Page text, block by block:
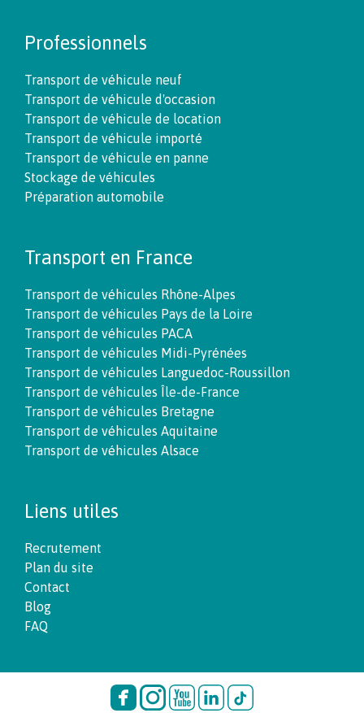
Professionnels
Transport de véhicule neuf
Transport de véhicule d'occasion
Transport de véhicule de location
Transport de véhicule importé
Transport de véhicule en panne
Stockage de véhicules
Préparation automobile
Transport en France
Transport de véhicules Rhône-Alpes
Transport de véhicules Pays de la Loire
Transport de véhicules PACA
Transport de véhicules Midi-Pyrénées
Transport de véhicules Languedoc-Roussillon
Transport de véhicules Île-de-France
Transport de véhicules Bretagne
Transport de véhicules Aquitaine
Transport de véhicules Alsace
Liens utiles
Recrutement
Plan du site
Contact
Blog
FAQ